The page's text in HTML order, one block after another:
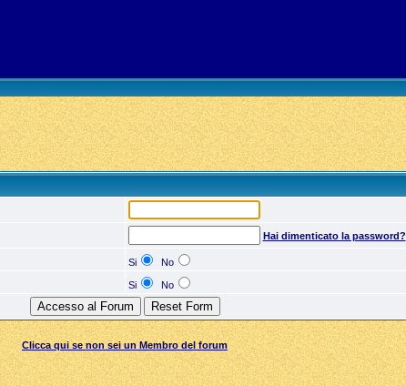
Hai dimenticato la password?
Si
No
Si No
Clicca qui se non sei un Membro del forum